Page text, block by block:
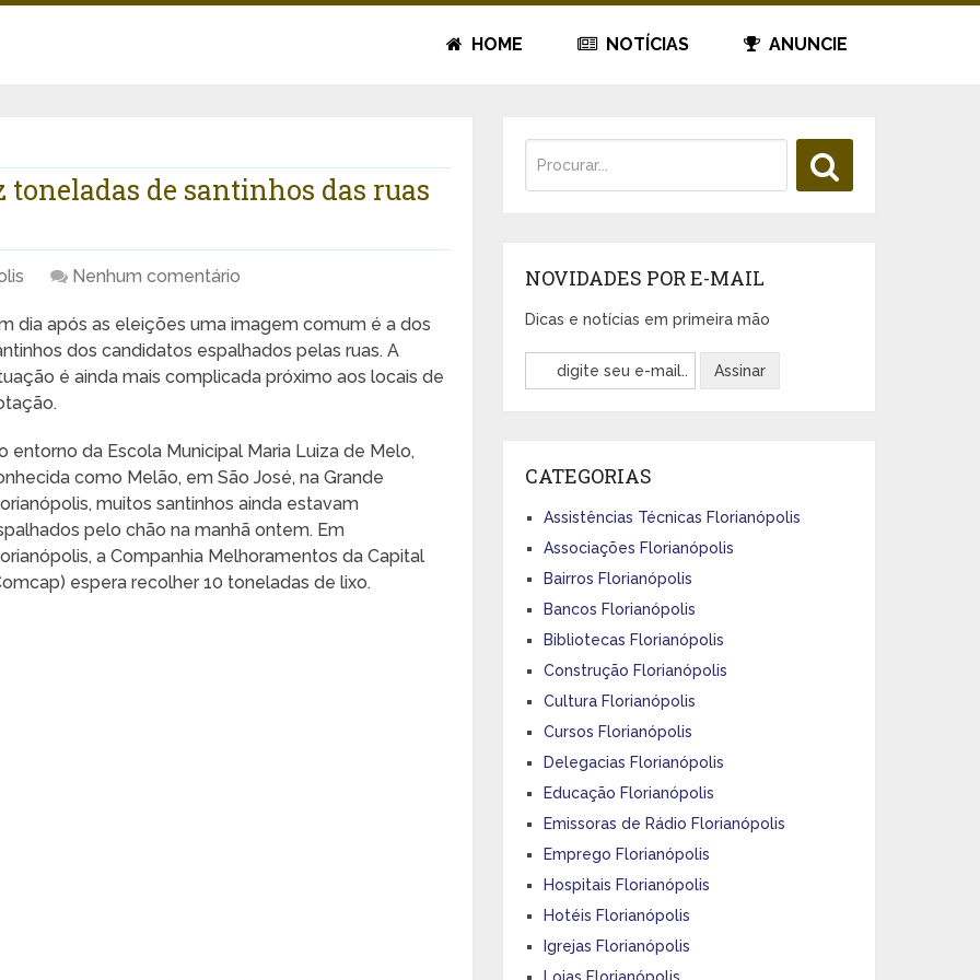
HOME NOTÍCIAS ANUNCIE
toneladas de santinhos das ruas
Nenhum comentário
dia após as eleições uma imagem comum é a dos
dos candidatos espalhados pelas ruas. A
é ainda mais complicada próximo aos locais de
entorno da Escola Municipal Maria Luiza de Melo,
como Melão, em São José, na Grande
muitos santinhos ainda estavam
pelo chão na manhã ontem. Em
a Companhia Melhoramentos da Capital
espera recolher 10 toneladas de lixo.
NOVIDADES POR E-MAIL
Dicas e notícias em primeira mão
CATEGORIAS
Assistências Técnicas Florianópolis
Associações Florianópolis
Bairros Florianópolis
Bancos Florianópolis
Bibliotecas Florianópolis
Construção Florianópolis
Cultura Florianópolis
Cursos Florianópolis
Delegacias Florianópolis
Educação Florianópolis
Emissoras de Rádio Florianópolis
Emprego Florianópolis
Hospitais Florianópolis
Hotéis Florianópolis
Igrejas Florianópolis